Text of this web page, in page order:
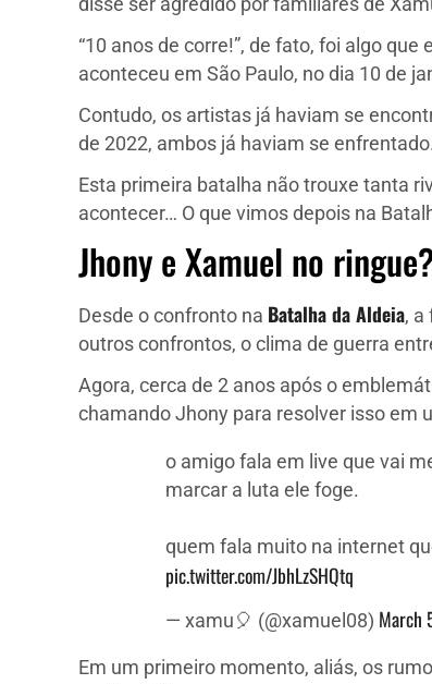
“10 anos de corre!”, de fato, foi algo
aconteceu em São Paulo, no dia 10 de
Contudo, os artistas já haviam se
de 2022, ambos já haviam se enfrentado.
Esta primeira batalha não trouxe tanta
acontecer… O que vimos depois na
Jhony e Xamuel no
Desde o confronto na Batalha da Aldeia, a
outros confrontos, o clima de guerra
Agora, cerca de 2 anos após o
chamando Jhony para resolver isso em
o amigo fala em live que vai
marcar a luta ele foge.
quem fala muito na internet
pic.twitter.com/JbhLzSHQtq
— xamu🎈 (@xamuel08) March
Em um primeiro momento, aliás, os